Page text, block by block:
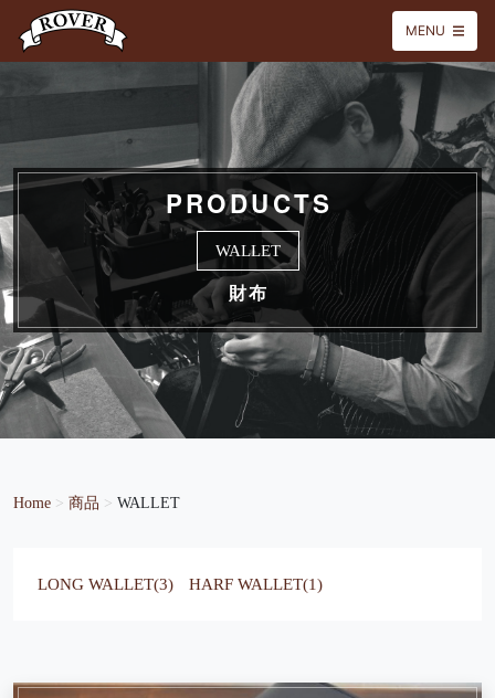
MENU
PRODUCTS
WALLET
財布
Home > 商品 > WALLET
LONG WALLET(3) HARF WALLET(1)